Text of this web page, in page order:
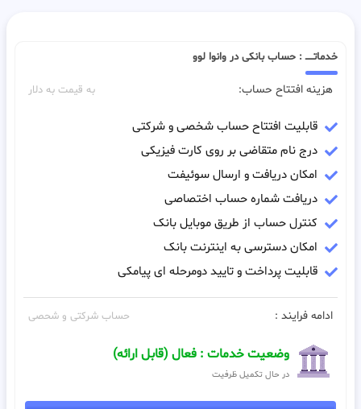
خدماتـــــ : حساب بانکی در وانوا لوو
هزینه افتتاح حساب: به قیمت به دلار
قابلیت افتتاح حساب شخصی و شرکتی
درج نام متقاضی بر روی کارت فیزیکی
امکان دریافت و ارسال سوئیفت
دریافت شماره حساب اختصاصی
کنترل حساب از طریق موبایل بانک
امکان دسترسی به اینترنت بانک
قابلیت پرداخت و تایید دومرحله ای پیامکی
ادامه فرایند : حساب شرکتی و شحصی
وضعیت خدمات : فعال (قابل ارائه)
در حال تکمیل ظرفیت